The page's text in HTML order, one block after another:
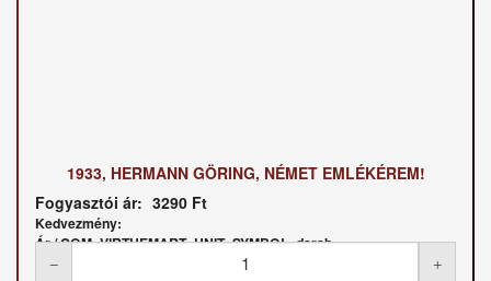
1933, HERMANN GÖRING, NÉMET EMLÉKÉREM!
Fogyasztói ár: 3290 Ft
Kedvezmény:
Ár / COM_VIRTUEMART_UNIT_SYMBOL_darab: